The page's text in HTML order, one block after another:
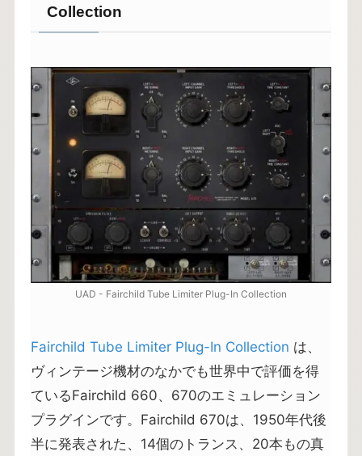
Collection
UAD - Fairchild Tube Limiter Plug-In Collection
Fairchild Tube Limiter Plug-In Collection は、
ヴィンテージ機材のなかでも世界中で評価を得
ているFairchild 660、670のエミュレーション
プラグインです。Fairchild 670は、1950年代後
半に発表された、14個のトランス、20本もの真